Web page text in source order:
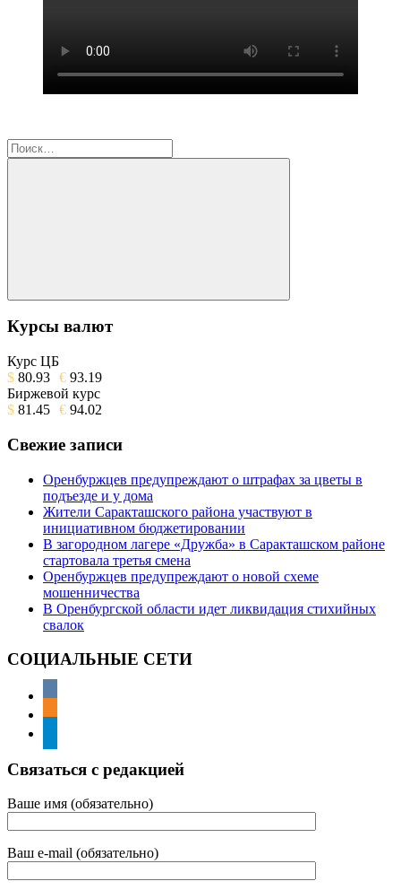
Найти:
Поиск
Курсы валют
Курс ЦБ
$ 80.93 € 93.19
Биржевой курс
$ 81.45 € 94.02
Свежие записи
Оренбуржцев предупреждают о штрафах за цветы в
подъезде и у дома
Жители Саракташского района участвуют в
инициативном бюджетировании
В загородном лагере «Дружба» в Саракташском районе
стартовала третья смена
Оренбуржцев предупреждают о новой схеме
мошенничества
В Оренбургской области идет ликвидация стихийных
свалок
СОЦИАЛЬНЫЕ СЕТИ
Связаться с редакцией
Ваше имя (обязательно)
Ваш e-mail (обязательно)